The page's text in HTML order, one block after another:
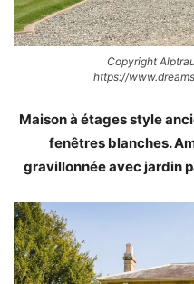
Copyright
https://
Maison à étages style
fenêtres blanches.
gravillonnée avec jardin